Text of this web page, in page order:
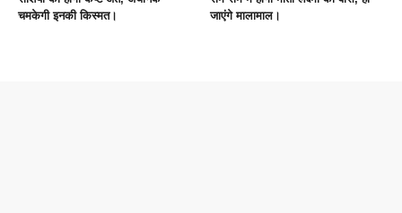
चमकेगी इनकी किस्मत।
जाएंगे मालामाल।